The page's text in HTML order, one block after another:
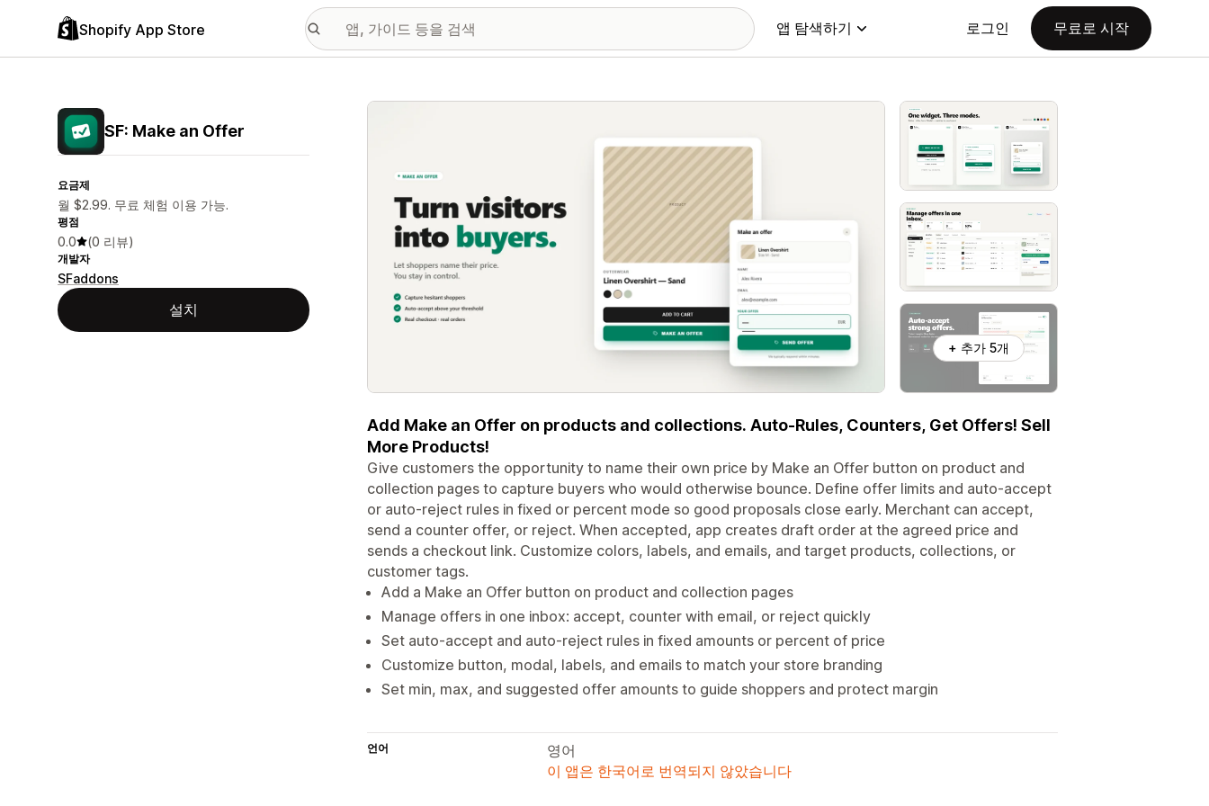
Shopify App Store 앱 탐색하기 로그인 무료로 시작
SF: Make an Offer
요금제
월 $2.99. 무료 체험 이용 가능.
평점
0.0 (0 리뷰)
개발자
SFaddons
설치
추천 이미지 갤러리
+ 추가 5개
Add Make an Offer on products and collections. Auto-Rules, Counters, Get Offers! Sell
More Products!
Give customers the opportunity to name their own price by Make an Offer button on product and
collection pages to capture buyers who would otherwise bounce. Define offer limits and auto-accept
or auto-reject rules in fixed or percent mode so good proposals close early. Merchant can accept,
send a counter offer, or reject. When accepted, app creates draft order at the agreed price and
sends a checkout link. Customize colors, labels, and emails, and target products, collections, or
customer tags.
Add a Make an Offer button on product and collection pages
Manage offers in one inbox: accept, counter with email, or reject quickly
Set auto-accept and auto-reject rules in fixed amounts or percent of price
Customize button, modal, labels, and emails to match your store branding
Set min, max, and suggested offer amounts to guide shoppers and protect margin
언어
영어
이 앱은 한국어로 번역되지 않았습니다